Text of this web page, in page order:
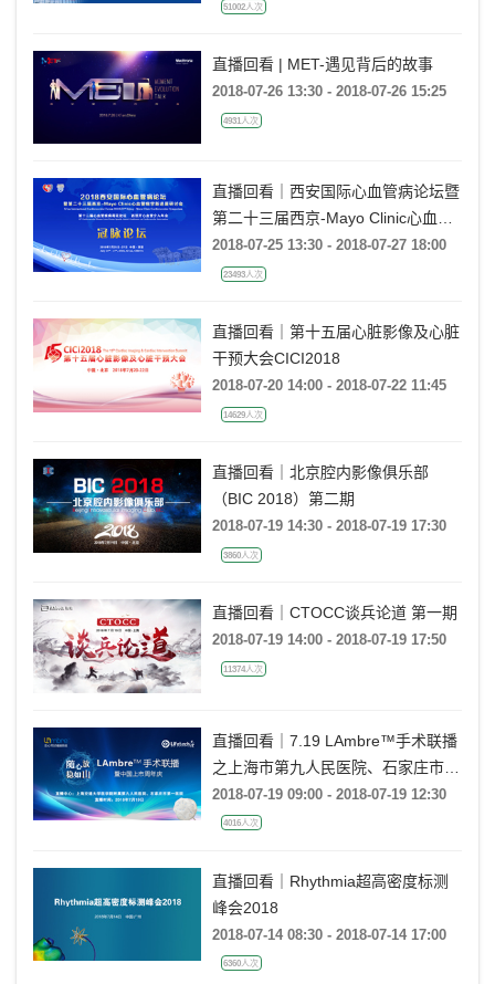
51002人次
直播回看 | MET-遇见背后的故事
2018-07-26 13:30 - 2018-07-26 15:25
4931人次
直播回看｜西安国际心血管病论坛暨
第二十三届西京-Mayo Clinic心血管
病学新进展研讨会——冠脉论坛
2018-07-25 13:30 - 2018-07-27 18:00
23493人次
直播回看｜第十五届心脏影像及心脏
干预大会CICI2018
2018-07-20 14:00 - 2018-07-22 11:45
14629人次
直播回看｜北京腔内影像俱乐部
（BIC 2018）第二期
2018-07-19 14:30 - 2018-07-19 17:30
3860人次
直播回看｜CTOCC谈兵论道 第一期
2018-07-19 14:00 - 2018-07-19 17:50
11374人次
直播回看｜7.19 LAmbre™手术联播
之上海市第九人民医院、石家庄市第
一医院站
2018-07-19 09:00 - 2018-07-19 12:30
4016人次
直播回看｜Rhythmia超高密度标测
峰会2018
2018-07-14 08:30 - 2018-07-14 17:00
6360人次